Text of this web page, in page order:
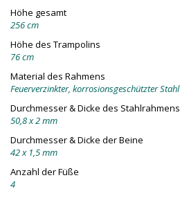
Höhe gesamt
256 cm
Höhe des Trampolins
76 cm
Material des Rahmens
Feuerverzinkter, korrosionsgeschützter Stahl
Durchmesser & Dicke des Stahlrahmens
50,8 x 2 mm
Durchmesser & Dicke der Beine
42 x 1,5 mm
Anzahl der Füße
4